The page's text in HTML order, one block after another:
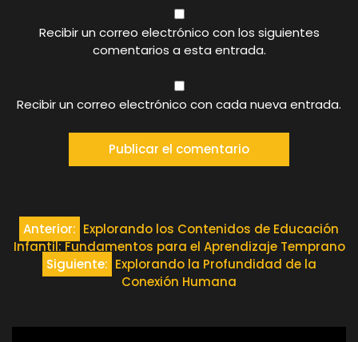
Recibir un correo electrónico con los siguientes
comentarios a esta entrada.
Recibir un correo electrónico con cada nueva entrada.
Navegación
Anterior: Explorando los Contenidos de Educación
Infantil: Fundamentos para el Aprendizaje Temprano
Siguiente: Explorando la Profundidad de la
Conexión Humana